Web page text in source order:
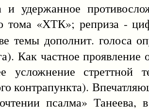
и удержанное
тома «ХТК»; реприза -
темы дополнит. голоса
Как частное проявление
усложнение стреттной
контрапункта).
псалма» Танеева,